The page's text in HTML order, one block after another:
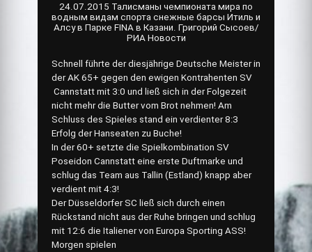
24.07.2015 Талисманы чемпионата мира по
водным видам спорта снежные барсы Итиль и
Алсу в Парке FINA в Казани. Григорий Сысоев/
РИА Новости
Schnell führte der diesjährige Deutsche Meister in
der AK 65+ gegen den ewigen Kontrahenten SV
Cannstatt mit 3:0 und ließ sich in der Folgezeit
nicht mehr die Butter vom Brot nehmen! Am
Schluss des Spieles stand ein verdienter 8:3
Erfolg der Hanseaten zu Buche!
In der 60+ setzte die Spielkombination SV
Poseidon Cannstatt eine erste Duftmarke und
schlug das Team aus Tallin (Estland) knapp aber
verdient mit 4:3!
Der Düsseldorfer SC ließ sich durch einen
Rückstand nicht aus der Ruhe bringen und schlug
mit 12:6 die Italiener von Europa Sporting ASS!
Morgen spielen